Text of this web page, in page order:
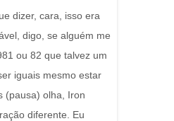
dizer, cara, isso era
digo, se alguém me
ou 82 que talvez um
iguais mesmo estar
(pausa) olha, Iron
diferente. Eu